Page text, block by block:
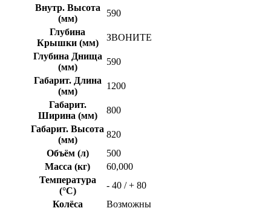
Внутр. Высота
(мм)
590
Глубина
Крышки (мм)
ЗВОНИТЕ
Глубина Днища
(мм)
590
Габарит. Длина
(мм)
1200
Габарит.
Ширина (мм)
800
Габарит. Высота
(мм)
820
Объём (л)
500
Масса (кг)
60,000
Температура
(°C)
- 40 / + 80
Колёса
Возможны